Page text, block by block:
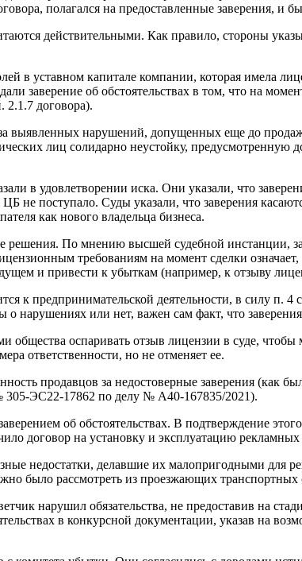
полагался на предоставленные заверения, и
действительными. Как правило, стороны
в уставном капитале компании, которая имела
заверение об обстоятельствах в том, что на
2.1.7 договора).
выявленных нарушений, допущенных еще до
лиц солидарно неустойку, предусмотренную
в удовлетворении иска. Они указали, что
не поступало. Суды указали, что заверения
как нового владельца бизнеса.
По мнению высшей судебной инстанции,
требованиям на момент сделки означает,
и привести к убыткам (например, к отзыву
к предпринимательской деятельности, в силу п. 4
нарушениях или нет, важен сам факт, что
общества оспаривать отзыв лицензии в суде,
ответственности, но не отменяет ее.
продавцов за недостоверные заверения (как
ЭС22-17862 по делу № А40-167835/2021).
об обстоятельствах. В подтверждение
договор на установку и эксплуатацию
недостатки, делавшие их малопригодными для
было рассмотреть из проезжающих транспортных
нарушил обязательства, не предоставив на
в конкурсной документации, указав на